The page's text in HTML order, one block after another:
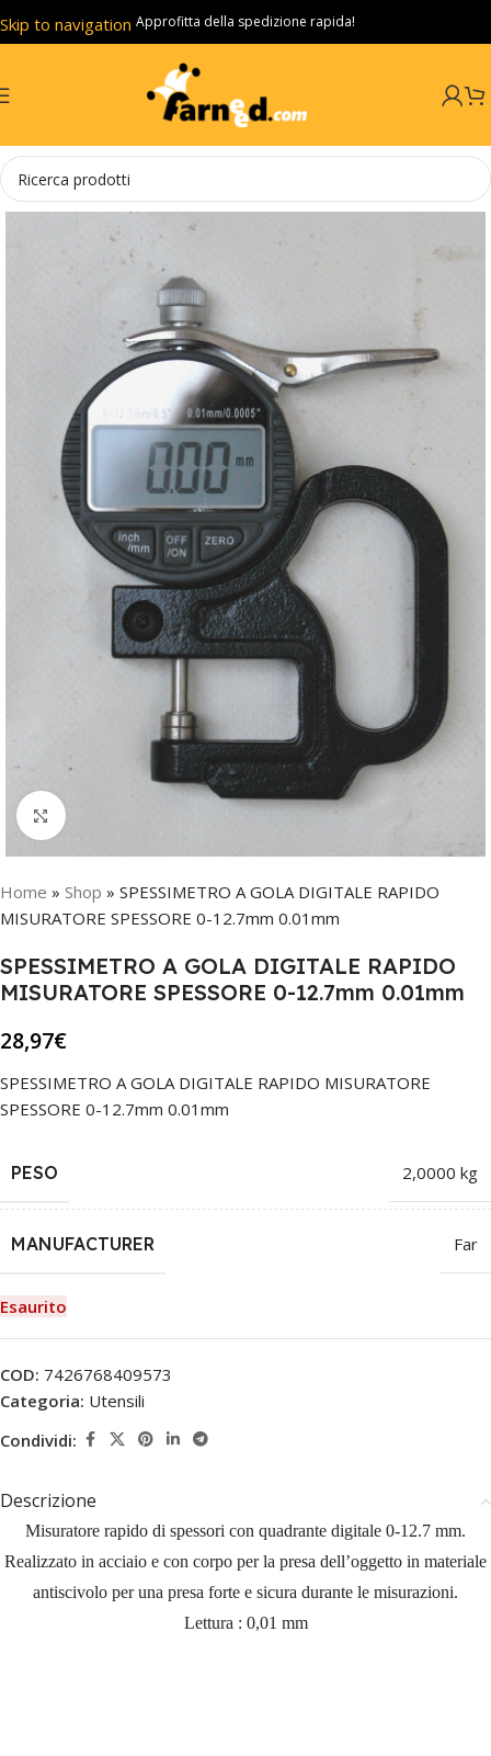
Skip to navigation
Skip to main content
Approfitta della spedizione rapida!
Click to enlarge
Home » Shop » SPESSIMETRO A GOLA DIGITALE RAPIDO
MISURATORE SPESSORE 0-12.7mm 0.01mm
SPESSIMETRO A GOLA DIGITALE RAPIDO
MISURATORE SPESSORE 0-12.7mm 0.01mm
28,97€
SPESSIMETRO A GOLA DIGITALE RAPIDO MISURATORE
SPESSORE 0-12.7mm 0.01mm
PESO 2,0000 kg
MANUFACTURER Far
Esaurito
COD: 7426768409573
Categoria: Utensili
Condividi:
Descrizione
Misuratore rapido di spessori con quadrante digitale 0-12.7 mm.
Realizzato in acciaio e con corpo per la presa dell’oggetto in materiale
antiscivolo per una presa forte e sicura durante le misurazioni.
Lettura : 0,01 mm